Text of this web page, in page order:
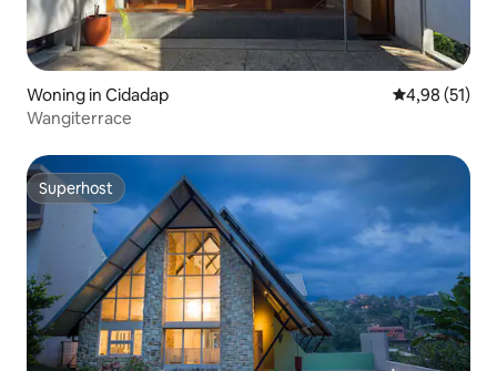
Woning in Cidadap Gemiddelde
4,98 (51)
Wangiterrace
Superhost
Superhost